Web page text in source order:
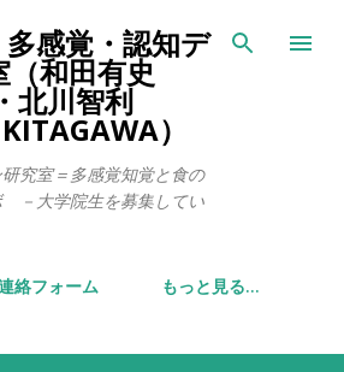
てメイン コンテンツに移動
感覚・認知デ
和田有史
北川智利
）
究室＝多感覚知覚と食の
－大学院生を募集してい
絡フォーム もっと見る…